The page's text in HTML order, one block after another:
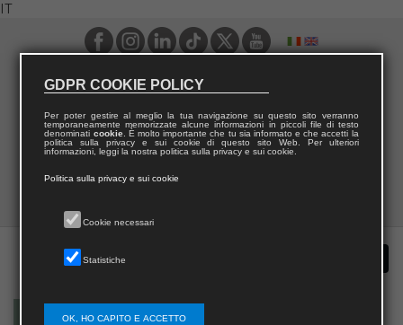
IT
GDPR COOKIE POLICY
Per poter gestire al meglio la tua navigazione su questo sito verranno
temporaneamente memorizzate alcune informazioni in piccoli file di testo
denominati cookie. È molto importante che tu sia informato e che accetti la
politica sulla privacy e sui cookie di questo sito Web. Per ulteriori
informazioni, leggi la nostra politica sulla privacy e sui cookie.
Politica sulla privacy e sui cookie
Cookie necessari
Statistiche
OK, HO CAPITO E ACCETTO